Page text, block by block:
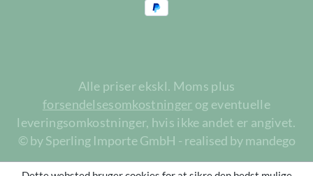
Alle priser ekskl. Moms plus
forsendelsesomkostninger og eventuelle
leveringsomkostninger, hvis ikke andet er angivet.
© by Sperling Importe GmbH - realised by mandego